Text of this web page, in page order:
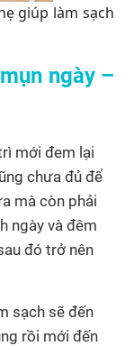
giúp làm sạch
ngày –
mới đem lại
chưa đủ để
mà còn phải
ngày và đêm
đó trở nên
sạch sẽ đến
rồi mới đến